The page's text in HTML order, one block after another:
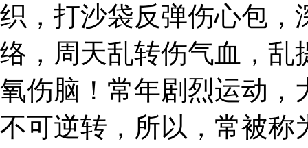
织，打沙袋反弹伤心包，
络，周天乱转伤气血，乱
氧伤脑！常年剧烈运动，
不可逆转，所以，常被称